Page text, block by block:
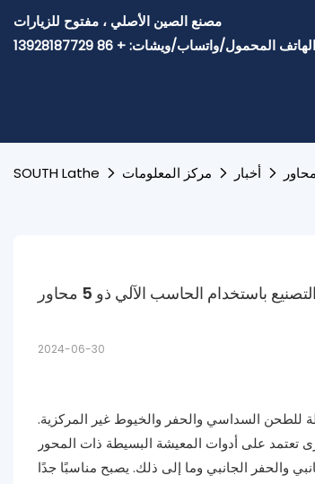
الهاتف المحمول/واتساب/ويشات: + 86 13928187729
SOUTH Lathe مركز المعلومات أخبار
باستخدام الحاسب الآلي ذو 5 محاور
2024-06-30
الحاسب الآلي ذو 5 محاور بأدوات حية بسيطة للطحن السداسي والحفر والخيوط غير المركزية.
والحفر الجانبي وما إلى ذلك. يصبح مناسبًا جدًا